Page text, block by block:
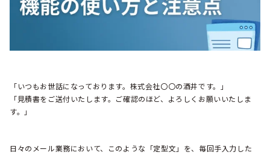
「いつもお世話になっております。株式会社〇〇の酒井です。」
「見積書をご送付いたします。ご確認のほど、よろしくお願いいたしま
す。」
日々のメール業務において、このような「定型文」を、毎回手入力した